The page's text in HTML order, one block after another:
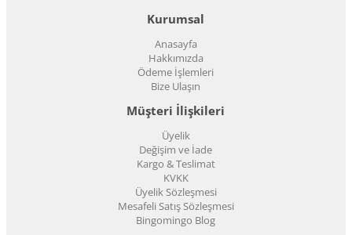
Kurumsal
Anasayfa
Hakkımızda
Ödeme İşlemleri
Bize Ulaşın
Müşteri İlişkileri
Üyelik
Değişim ve İade
Kargo & Teslimat
KVKK
Üyelik Sözleşmesi
Mesafeli Satış Sözleşmesi
Bingomingo Blog